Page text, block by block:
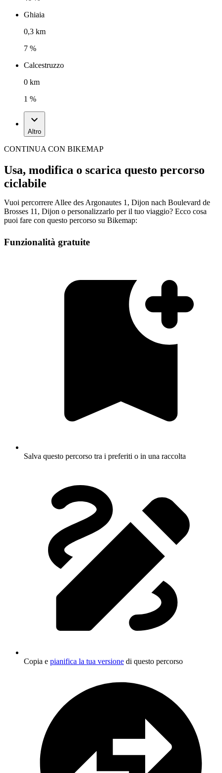
Ghiaia
0,3 km
7 %
Calcestruzzo
0 km
1 %
Altro
CONTINUA CON BIKEMAP
Usa, modifica o scarica questo percorso
ciclabile
Vuoi percorrere Allee des Argonautes 1, Dijon nach Boulevard de
Brosses 11, Dijon o personalizzarlo per il tuo viaggio? Ecco cosa
puoi fare con questo percorso su Bikemap:
Funzionalità gratuite
Salva questo percorso tra i preferiti o in una raccolta
Copia e pianifica la tua versione di questo percorso